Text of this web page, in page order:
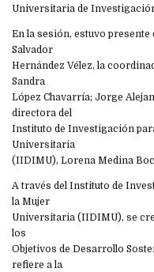
Universitaria de
En la sesión, estuvo
Salvador
Hernández Vélez, la
Sandra
López Chavarría; Jorge
directora del
Instituto de Investigación
Universitaria
(IIDIMU), Lorena Medina
A través del Instituto de
la Mujer
Universitaria (IIDIMU), se
los
Objetivos de Desarrollo
refiere a la